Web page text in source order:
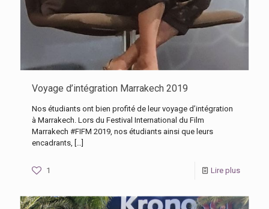
Voyage d’intégration Marrakech 2019
Nos étudiants ont bien profité de leur voyage d’intégration
à Marrakech. Lors du Festival International du Film
Marrakech #FIFM 2019, nos étudiants ainsi que leurs
encadrants, […]
1 Lire plus